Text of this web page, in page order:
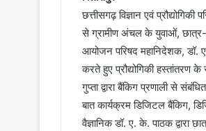
छत्तीसगढ़ विज्ञान एवं
से ग्रामीण अंचल के युवाओं, छात्र-
आयोजन परिषद महानिदेशक, डॉ.
करते हुए प्रौद्योगिकी
गुप्ता द्वारा बैंकिग प्रणाली से
बात कार्यक्रम डिजिटल बैंकिग,
वैज्ञानिक डॉ. ए. के. पाठक द्वारा